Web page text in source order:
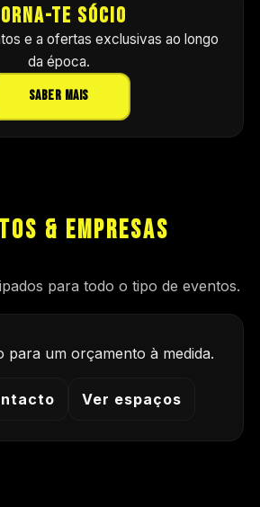
TE SÓCIO
e a ofertas exclusivas ao longo
da época.
SABER MAIS
& EMPRESAS
para todo o tipo de eventos.
para um orçamento à medida.
Ver espaços